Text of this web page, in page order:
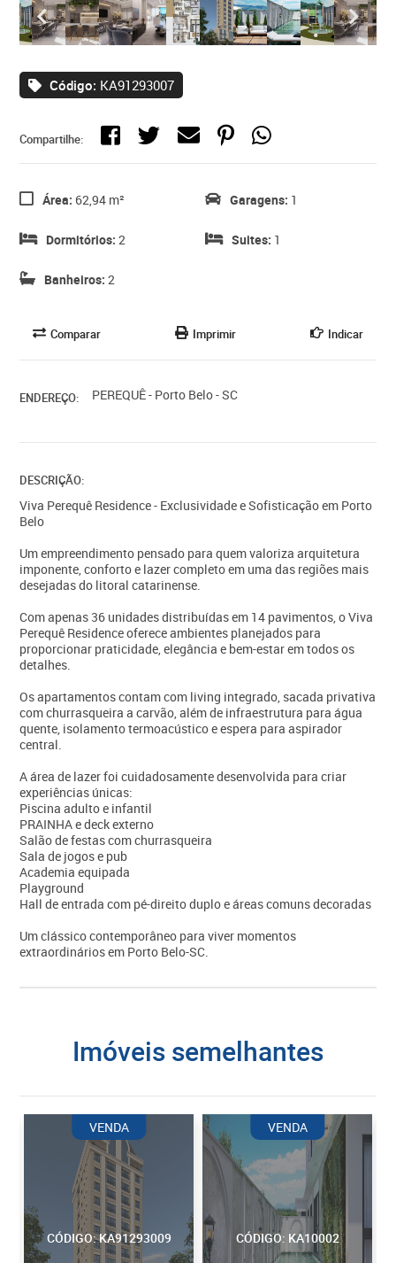
Código: KA91293007
Compartilhe:
Área: 62,94 m²
Dormitórios: 2
Banheiros: 2
Garagens: 1
Suites: 1
Comparar Imprimir Indicar
ENDEREÇO: PEREQUÊ - Porto Belo - SC
DESCRIÇÃO:
Viva Perequê Residence - Exclusividade e Sofisticação em Porto
Belo
Um empreendimento pensado para quem valoriza arquitetura
imponente, conforto e lazer completo em uma das regiões mais
desejadas do litoral catarinense.
Com apenas 36 unidades distribuídas em 14 pavimentos, o Viva
Perequê Residence oferece ambientes planejados para
proporcionar praticidade, elegância e bem-estar em todos os
detalhes.
Os apartamentos contam com living integrado, sacada privativa
com churrasqueira a carvão, além de infraestrutura para água
quente, isolamento termoacústico e espera para aspirador
central.
A área de lazer foi cuidadosamente desenvolvida para criar
experiências únicas:
Piscina adulto e infantil
PRAINHA e deck externo
Salão de festas com churrasqueira
Sala de jogos e pub
Academia equipada
Playground
Hall de entrada com pé-direito duplo e áreas comuns decoradas
Um clássico contemporâneo para viver momentos
extraordinários em Porto Belo-SC.
imóveis semelhantes
CÓDIGO: KA91293009
VENDA
CÓDIGO: KA10002
VENDA